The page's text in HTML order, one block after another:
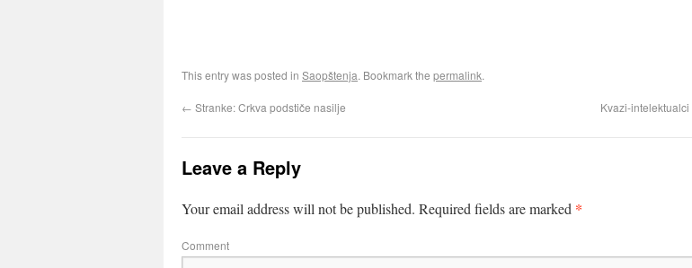
This entry was posted in Saopštenja. Bookmark the permalink.
← Stranke: Crkva podstiče nasilje Kvazi-intelektualci
Leave a Reply
Your email address will not be published. Required fields are marked *
Comment